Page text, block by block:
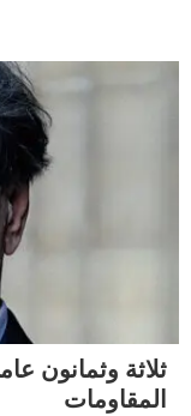
ثلاثة وثمانون
المقاومات